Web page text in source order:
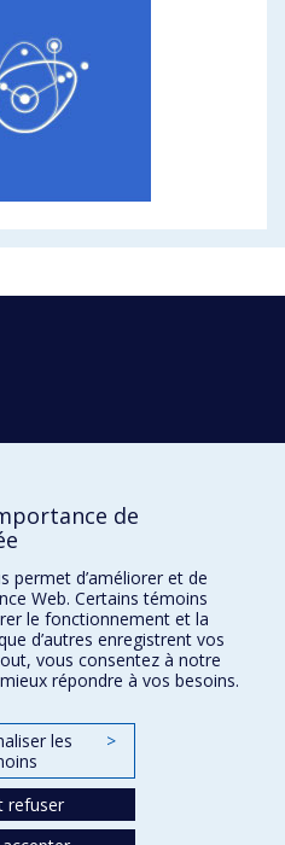
de
permet d’améliorer et de
Web. Certains témoins
le fonctionnement et la
d’autres enregistrent vos
vous consentez à notre
répondre à vos besoins.
les
>
refuser